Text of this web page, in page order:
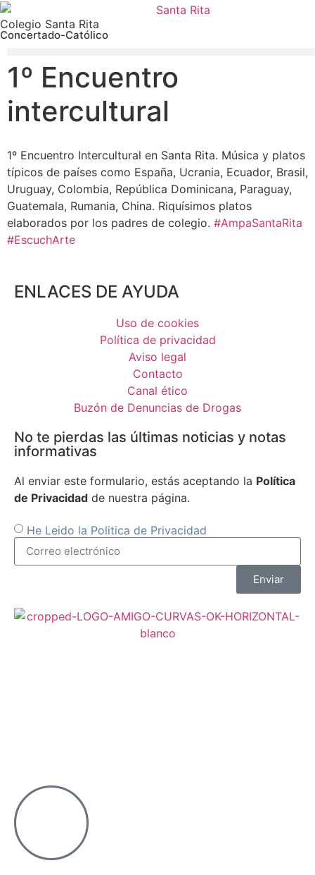
Colegio Santa Rita
Concertado-Católico
1º Encuentro
intercultural
1º Encuentro Intercultural en Santa Rita. Música y platos
típicos de países como España, Ucrania, Ecuador, Brasil,
Uruguay, Colombia, República Dominicana, Paraguay,
Guatemala, Rumania, China. Riquísimos platos
elaborados por los padres de colegio. #AmpaSantaRita
#EscuchArte
ENLACES DE AYUDA
Uso de cookies
Política de privacidad
Aviso legal
Contacto
Canal ético
Buzón de Denuncias de Drogas
No te pierdas las últimas noticias y notas
informativas
Al enviar este formulario, estás aceptando la Política
de Privacidad de nuestra página.
He Leido la Politica de Privacidad
Enviar